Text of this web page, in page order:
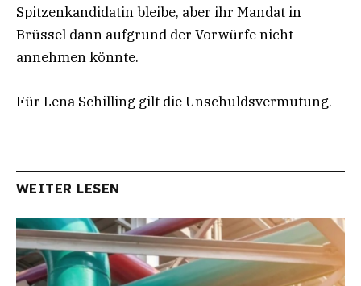
Spitzenkandidatin bleibe, aber ihr Mandat in
Brüssel dann aufgrund der Vorwürfe nicht
annehmen könnte.
Für Lena Schilling gilt die Unschuldsvermutung.
WEITER LESEN